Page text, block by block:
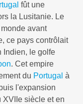
fût une
la Lusitanie. Le
avant
ce pays contrôlait
Indien, le golfe
. Cet empire
du Portugal à
l'expansion
XVIIe siècle et en